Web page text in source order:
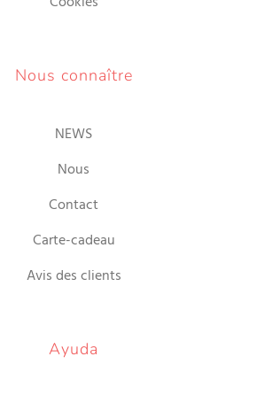
Nous connaître
NEWS
Nous
Contact
Carte-cadeau
Avis des clients
Ayuda